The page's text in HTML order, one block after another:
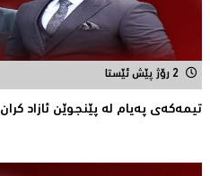
2 رۆژ پێش ئێستا
تیمه‌كه‌ی په‌یام له‌ پێنجوێن ئازاد كران